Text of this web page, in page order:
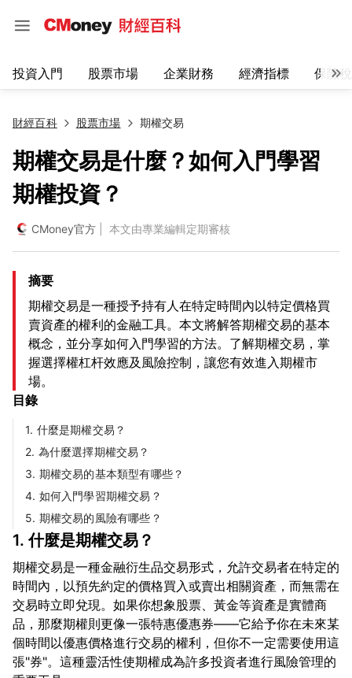
投資入門 股票市場 企業財務 經濟指標 保險
財經百科 股票市場 期權交易
期權交易是什麼？如何入門學習
期權投資？
CMoney官方 | 本文由專業編輯定期審核
摘要
期權交易是一種授予持有人在特定時間內以特定價格買
賣資產的權利的金融工具。本文將解答期權交易的基本
概念，並分享如何入門學習的方法。了解期權交易，掌
握選擇權杠杆效應及風險控制，讓您有效進入期權市
場。
目錄
1. 什麼是期權交易？
2. 為什麼選擇期權交易？
3. 期權交易的基本類型有哪些？
4. 如何入門學習期權交易？
5. 期權交易的風險有哪些？
1. 什麼是期權交易？
期權交易是一種金融衍生品交易形式，允許交易者在特定的
時間內，以預先約定的價格買入或賣出相關資產，而無需在
交易時立即兌現。如果你想象股票、黃金等資產是實體商
品，那麼期權則更像一張特惠優惠券——它給予你在未來某
個時間以優惠價格進行交易的權利，但你不一定需要使用這
張"券"。這種靈活性使期權成為許多投資者進行風險管理的